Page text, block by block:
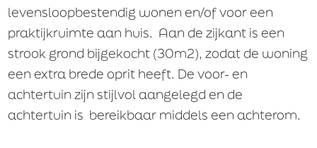
Financiële voorwaarden
Financiële voorwaarden
Geen voorbehoud van toepassing voor het
verkrijgen van een financiering
Voorbehoud voor het verkrijgen van een
levensloopbestendig wonen en/of voor een
praktijkruimte aan huis. Aan de zijkant is een
strook grond bijgekocht (30m2), zodat de woning
een extra brede oprit heeft. De voor- en
achtertuin zijn stijlvol aangelegd en de
achtertuin is bereikbaar middels een achterom.